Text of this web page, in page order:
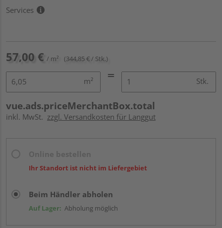
Services
57,00 € / m² (344,85 € / Stk.)
m² Stk.
vue.ads.priceMerchantBox.total
inkl. MwSt. zzgl. Versandkosten für Langgut
Ihr Standort ist nicht im Liefergebiet
Beim Händler abholen
Auf Lager: Abholung möglich